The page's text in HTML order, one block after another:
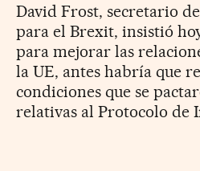
David Frost, secretario
para el Brexit, insistió
para mejorar las
la UE, antes habría que
condiciones que se
relativas al Protocolo de